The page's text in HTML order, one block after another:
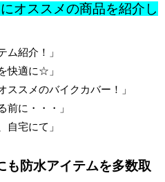
オススメの商品を紹介し
ム紹介！」
快適に☆」
ススメのバイクカバー！」
前に・・・」
自宅にて」
も防水アイテムを多数取